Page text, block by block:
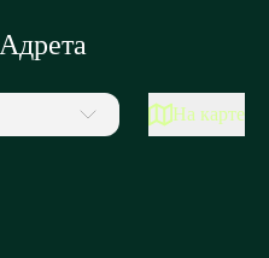
На карте